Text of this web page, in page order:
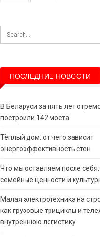
ПОСЛЕДНИЕ НОВОСТИ
В Беларуси за пять лет
построили 142 моста
Тёплый дом: от чего зависит
энергоэффективность стен
Что мы оставляем после
семейные ценности и
Малая электротехника на
как грузовые трициклы и
внутреннюю логистику